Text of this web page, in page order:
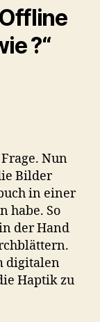
?“
Nun
Bilder
in einer
habe. So
der Hand
digitalen
Haptik zu